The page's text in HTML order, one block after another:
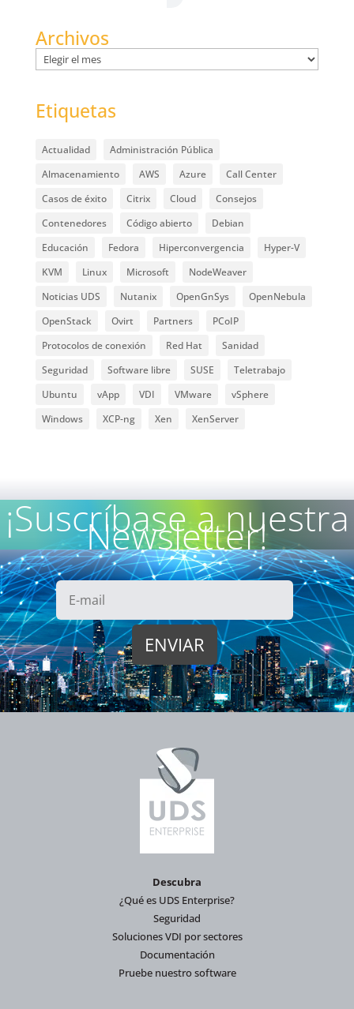
Archivos
Archivos
Etiquetas
Actualidad
Administración Pública
Almacenamiento
AWS Azure
Call Center
Casos de éxito
Citrix Cloud
Consejos
Contenedores
Código abierto
Debian
Educación
Fedora Hiperconvergencia
Hyper-V
KVM
Linux Microsoft
NodeWeaver
Noticias UDS
Nutanix OpenGnSys
OpenNebula
OpenStack
Ovirt Partners
PCoIP
Protocolos de conexión
Red Hat
Sanidad
Seguridad
Software libre SUSE
Teletrabajo
Ubuntu
vApp VDI VMware
vSphere
Windows
XCP-ng Xen XenServer
¡Suscríbase a nuestra
Newsletter!
Descubra
¿Qué es UDS Enterprise?
Seguridad
Soluciones VDI por sectores
Documentación
Pruebe nuestro software